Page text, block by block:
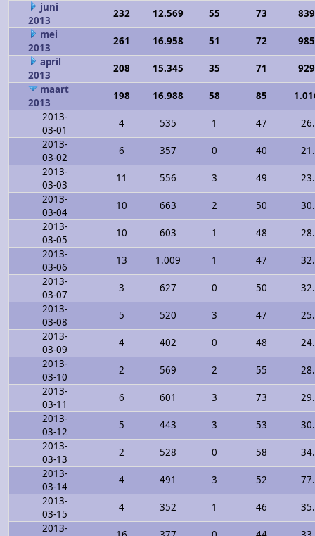
juni
2013
232 12.569 55 73
mei
2013
261 16.958 51 72
april
2013
208 15.345 35 71
maart
2013
198 16.988 58 85
2013-
03-01
4 535 1 47
2013-
03-02
6 357 0 40
2013-
03-03
11 556 3 49
2013-
03-04
10 663 2 50
2013-
03-05
10 603 1 48
2013-
03-06
13 1.009 1 47
2013-
03-07
3 627 0 50
2013-
03-08
5 520 3 47
2013-
03-09
4 402 0 48
2013-
03-10
2 569 2 55
2013-
03-11
6 601 3 73
2013-
03-12
5 443 3 53
2013-
03-13
2 528 0 58
2013-
03-14
4 491 3 52
2013-
03-15
4 352 1 46
2013-